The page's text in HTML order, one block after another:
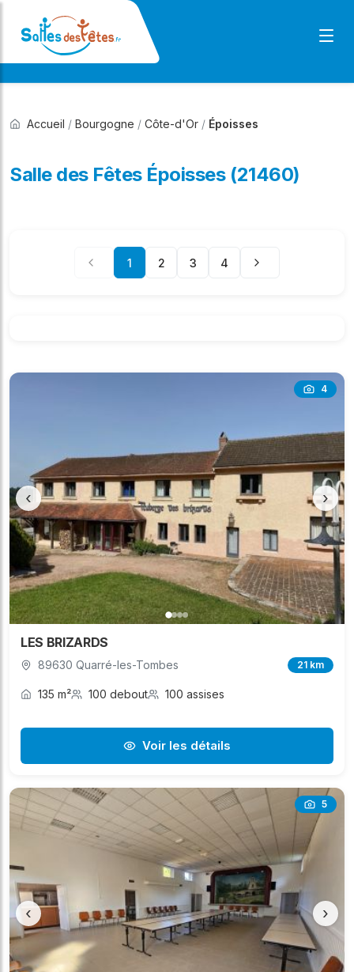
Accueil / Bourgogne / Côte-d'Or / Époisses
Salle des Fêtes Époisses (21460)
1 2 3 4
4
‹ ›
LES BRIZARDS
89630 Quarré-les-Tombes 21 km
135 m² 100 debout 100 assises
Voir les détails
5
‹ ›